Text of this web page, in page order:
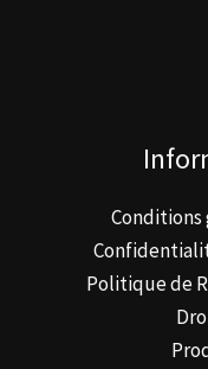
Conditions
Politique de